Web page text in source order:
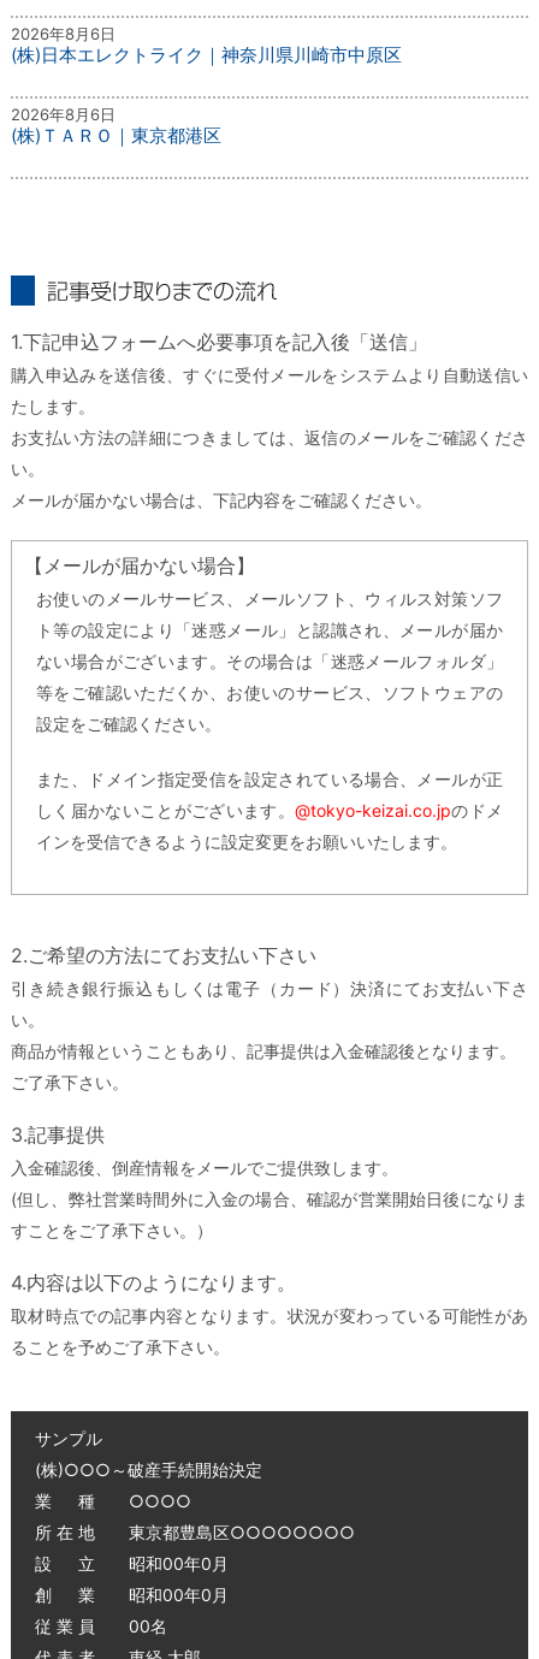
2026年8月6日
(株)日本エレクトライク｜神奈川県川崎市中原区
2026年8月6日
(株)ＴＡＲＯ｜東京都港区
1.下記申込フォームへ必要事項を記入後「送信」
購入申込みを送信後、すぐに受付メールをシステムより自動送信い
たします。
お支払い方法の詳細につきましては、返信のメールをご確認くださ
い。
メールが届かない場合は、下記内容をご確認ください。
【メールが届かない場合】
お使いのメールサービス、メールソフト、ウィルス対策ソフ
ト等の設定により「迷惑メール」と認識され、メールが届か
ない場合がございます。その場合は「迷惑メールフォルダ」
等をご確認いただくか、お使いのサービス、ソフトウェアの
設定をご確認ください。
また、ドメイン指定受信を設定されている場合、メールが正
しく届かないことがございます。@tokyo-keizai.co.jpのドメ
インを受信できるように設定変更をお願いいたします。
2.ご希望の方法にてお支払い下さい
引き続き銀行振込もしくは電子（カード）決済にてお支払い下さ
い。
商品が情報ということもあり、記事提供は入金確認後となります。
ご了承下さい。
3.記事提供
入金確認後、倒産情報をメールでご提供致します。
(但し、弊社営業時間外に入金の場合、確認が営業開始日後になりま
すことをご了承下さい。）
4.内容は以下のようになります。
取材時点での記事内容となります。状況が変わっている可能性があ
ることを予めご了承下さい。
サンプル
(株)○○○～破産手続開始決定
業 種 ○○○○
所 在 地 東京都豊島区○○○○○○○○
設 立 昭和00年0月
創 業 昭和00年0月
従 業 員 00名